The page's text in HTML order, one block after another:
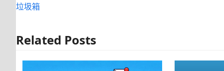
垃圾箱
Related Posts